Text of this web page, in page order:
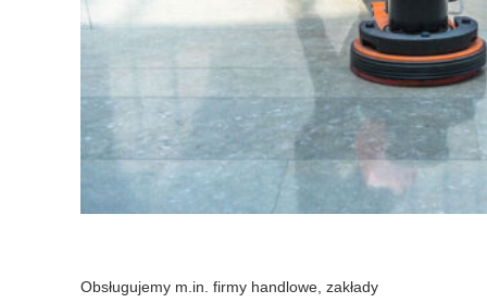
Obsługujemy m.in. firmy handlowe, zakłady